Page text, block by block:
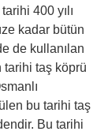
400 yılı
kadar bütün
de kullanılan
tarihi taş köprü
bu tarihi taş
Bu tarihi